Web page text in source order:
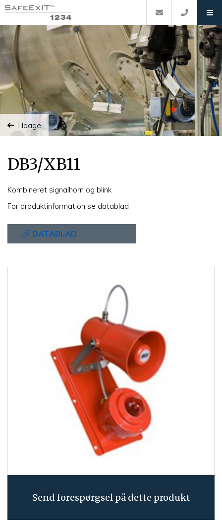
Tilbage
DB3/XB11
Kombineret signalhorn og blink
For produktinformation se datablad
DATABLAD
Send forespørgsel på dette produkt